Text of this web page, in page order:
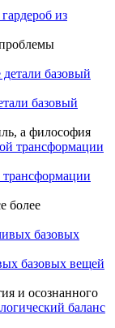
из
базовый
а философия
трансформации
более
базовых вещей
и осознанного